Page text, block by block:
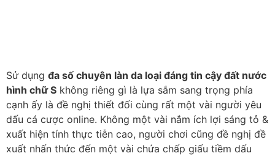
Sử dụng đa số chuyên làn da loại đáng tin cậy đất nước
hình chữ S không riêng gì là lựa sắm sang trọng phía
cạnh ấy là đề nghị thiết đối cùng rất một vài người yêu
dấu cá cược online. Không một vài nắm ích lợi sáng tỏ &
xuất hiện tính thực tiễn cao, người chơi cũng đề nghị đề
xuất nhấn thức đến một vài chứa chấp giấu tiềm dấu